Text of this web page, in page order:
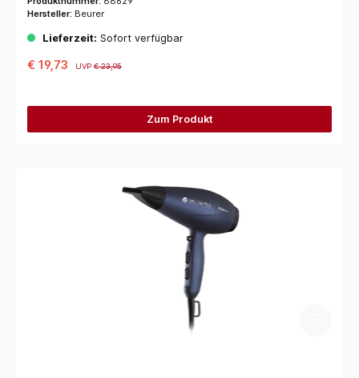
Hersteller: Beurer
Lieferzeit: Sofort verfügbar
€ 19,73 UVP€ 23,95
Zum Produkt